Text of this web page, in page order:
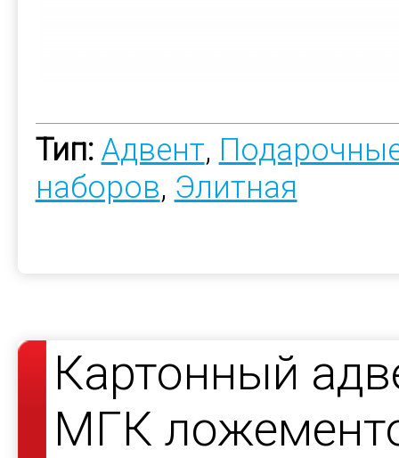
Тип: Адвент,
наборов, Элитная
Картонный
МГК